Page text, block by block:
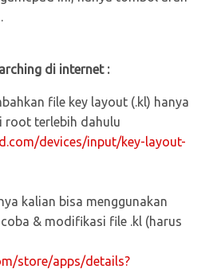
di internet :
file key layout (.kl) hanya
root terlebih dahulu
devices/input/key-layout-
kalian bisa menggunakan
& modifikasi file .kl (harus
store/apps/details?